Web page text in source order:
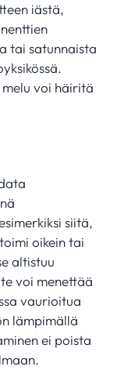
iästä,
tai satunnaista
voi häiritä
siitä,
oikein tai
altistuu
voi menettää
vaurioitua
lämpimällä
ei poista